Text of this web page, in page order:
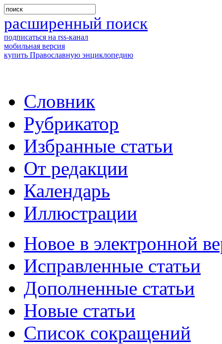
расширенный поиск
подписаться на rss-канал
мобильная версия
купить Православную энциклопедию
Словник
Рубрикатор
Избранные статьи
От редакции
Календарь
Иллюстрации
Новое в электронной
Исправленные статьи
Дополненные статьи
Новые статьи
Список сокращений